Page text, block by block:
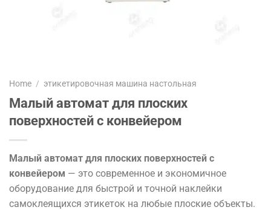
Home / этикетировочная машина настольная
Малый автомат для плоских
поверхностей с конвейером
Малый автомат для плоских поверхностей с
конвейером — это современное и экономичное
оборудование для быстрой и точной наклейки
самоклеящихся этикеток на любые плоские объекты.